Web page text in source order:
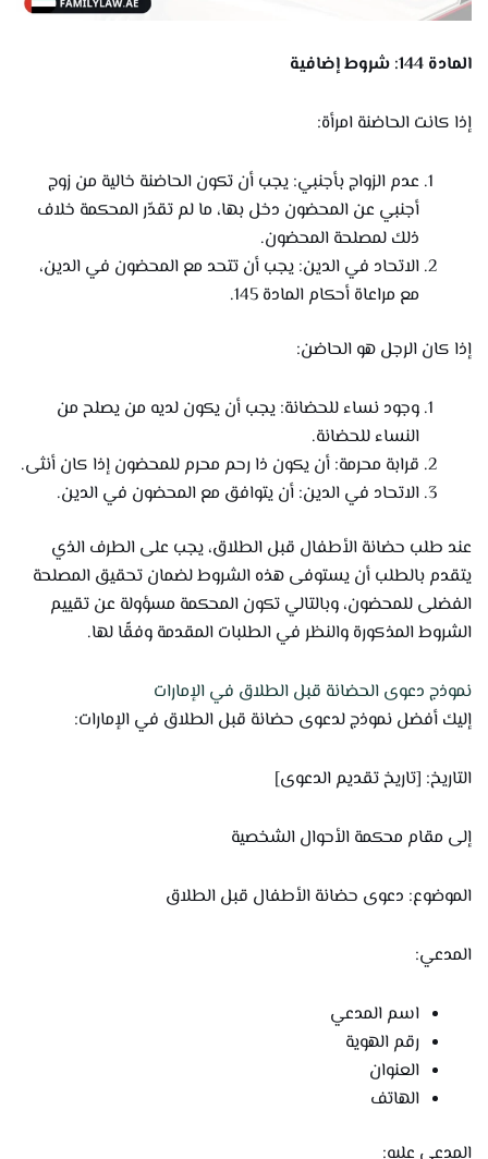
المادة 144: شروط إضافية
إذا كانت الحاضنة امرأة:
عدم الزواج بأجنبي: يجب أن تكون الحاضنة خالية من زوج
أجنبي عن المحضون دخل بها، ما لم تقدّر المحكمة خلاف
ذلك لمصلحة المحضون.
الاتحاد في الدين: يجب أن تتحد مع المحضون في الدين،
مع مراعاة أحكام المادة 145.
إذا كان الرجل هو الحاضن:
وجود نساء للحضانة: يجب أن يكون لديه من يصلح من
النساء للحضانة.
قرابة محرمة: أن يكون ذا رحم محرم للمحضون إذا كان أنثى.
الاتحاد في الدين: أن يتوافق مع المحضون في الدين.
عند طلب حضانة الأطفال قبل الطلاق، يجب على الطرف الذي
يتقدم بالطلب أن يستوفى هذه الشروط لضمان تحقيق المصلحة
الفضلى للمحضون، وبالتالي تكون المحكمة مسؤولة عن تقييم
الشروط المذكورة والنظر في الطلبات المقدمة وفقًا لها.
نموذج دعوى الحضانة قبل الطلاق في الإمارات
إليك أفضل نموذج لدعوى حضانة قبل الطلاق في الإمارات:
التاريخ: [تاريخ تقديم الدعوى]
إلى مقام محكمة الأحوال الشخصية
الموضوع: دعوى حضانة الأطفال قبل الطلاق
المدعي:
اسم المدعي
رقم الهوية
العنوان
الهاتف